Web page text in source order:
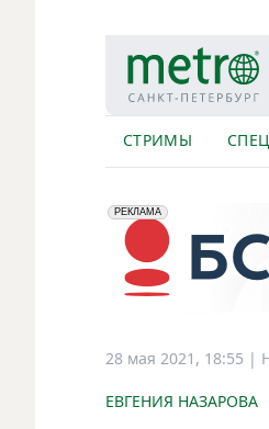
СТРИМЫ
erid: 2VfnxyFybV5
РЕКЛАМА
ПАО "Банк "Санкт-
28 мая 2021, 18:55 |
ЕВГЕНИЯ НАЗАРОВА